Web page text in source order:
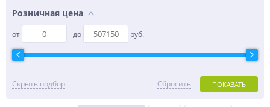
Розничная цена
от до руб.
Скрыть подбор ПОКАЗАТЬ
Сбросить